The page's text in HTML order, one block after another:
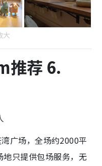
大
推荐 6.
广场，全场约2000平
只提供包场服务，无